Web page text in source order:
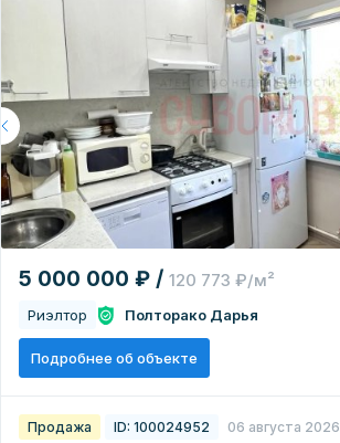
5 000 000 ₽ / 120 773 ₽/м²
Риэлтор Полторако Дарья
Подробнее об объекте
Продажа ID: 100024952 06 августа 2026